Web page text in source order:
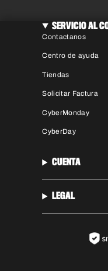
CUENTA
SERVICIO AL
Contactanos
Centro de ayuda
Tiendas
Solicitar Factura
CyberMonday
CyberDay
LEGAL